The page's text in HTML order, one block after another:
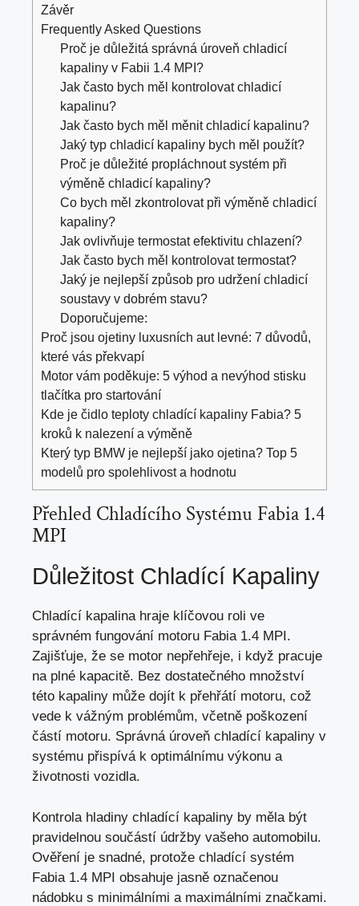
Závěr
Frequently Asked Questions
Proč je důležitá správná úroveň chladicí
kapaliny v Fabii 1.4 MPI?
Jak často bych měl kontrolovat chladicí
kapalinu?
Jak často bych měl měnit chladicí kapalinu?
Jaký typ chladicí kapaliny bych měl použít?
Proč je důležité propláchnout systém při
výměně chladicí kapaliny?
Co bych měl zkontrolovat při výměně chladicí
kapaliny?
Jak ovlivňuje termostat efektivitu chlazení?
Jak často bych měl kontrolovat termostat?
Jaký je nejlepší způsob pro udržení chladicí
soustavy v dobrém stavu?
Doporučujeme:
Proč jsou ojetiny luxusních aut levné: 7 důvodů,
které vás překvapí
Motor vám poděkuje: 5 výhod a nevýhod stisku
tlačítka pro startování
Kde je čidlo teploty chladící kapaliny Fabia? 5
kroků k nalezení a výměně
Který typ BMW je nejlepší jako ojetina? Top 5
modelů pro spolehlivost a hodnotu
Přehled Chladícího Systému Fabia 1.4
MPI
Důležitost Chladící Kapaliny
Chladící kapalina hraje klíčovou roli ve
správném fungování motoru Fabia 1.4 MPI.
Zajišťuje, že se motor nepřehřeje, i když pracuje
na plné kapacitě. Bez dostatečného množství
této kapaliny může dojít k přehřátí motoru, což
vede k vážným problémům, včetně poškození
částí motoru. Správná úroveň chladící kapaliny v
systému přispívá k optimálnímu výkonu a
životnosti vozidla.
Kontrola hladiny chladící kapaliny by měla být
pravidelnou součástí údržby vašeho automobilu.
Ověření je snadné, protože chladící systém
Fabia 1.4 MPI obsahuje jasně označenou
nádobku s minimálními a maximálními značkami.